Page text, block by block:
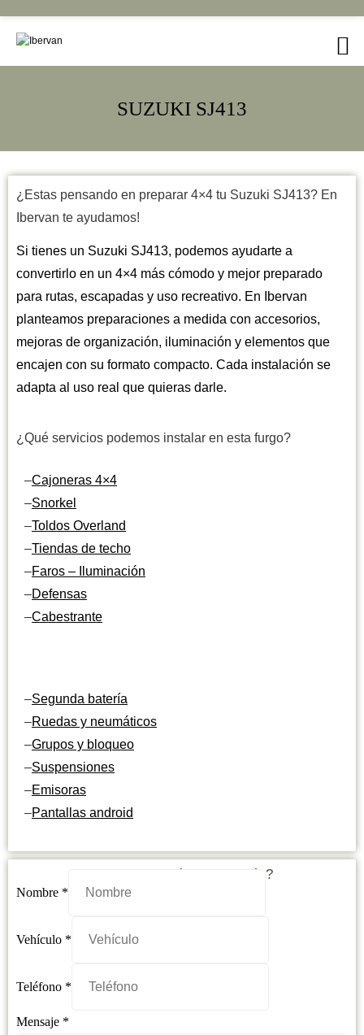
SUZUKI SJ413
¿Estas pensando en preparar 4×4 tu Suzuki SJ413? En
Ibervan te ayudamos!
Si tienes un Suzuki SJ413, podemos ayudarte a
convertirlo en un 4×4 más cómodo y mejor preparado
para rutas, escapadas y uso recreativo. En Ibervan
planteamos preparaciones a medida con accesorios,
mejoras de organización, iluminación y elementos que
encajen con su formato compacto. Cada instalación se
adapta al uso real que quieras darle.
¿Qué servicios podemos instalar en esta furgo?
–Cajoneras 4×4
–Snorkel
–Toldos Overland
–Tiendas de techo
–Faros – Iluminación
–Defensas
–Cabestrante
–Segunda batería
–Ruedas y neumáticos
–Grupos y bloqueo
–Suspensiones
–Emisoras
–Pantallas android
¿Necesitas más información?
Nombre *
Vehículo *
Mensaje
Teléfono *
Mensaje *